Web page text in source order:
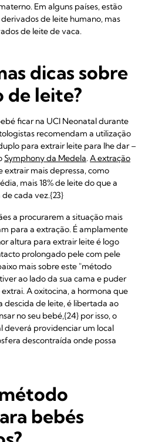
Em alguns países, estão
de leite humano, mas
de leite de vaca.
dicas sobre
de leite?
ficar na UCI Neonatal durante
recomendam a utilização
para extrair leite para lhe dar –
Symphony da Medela.A extração
extrair mais depressa, como
mais 18% de leite do que a
cada vez.{23}
a procurarem a situação mais
para a extração. É amplamente
altura para extrair leite é logo
prolongado pele com pele
mais sobre este "método
ao lado da sua cama e puder
A oxitocina, a hormona que
descida de leite, é libertada ao
no seu bebé,{24} por isso, o
deverá providenciar um local
descontraída onde possa
bebés